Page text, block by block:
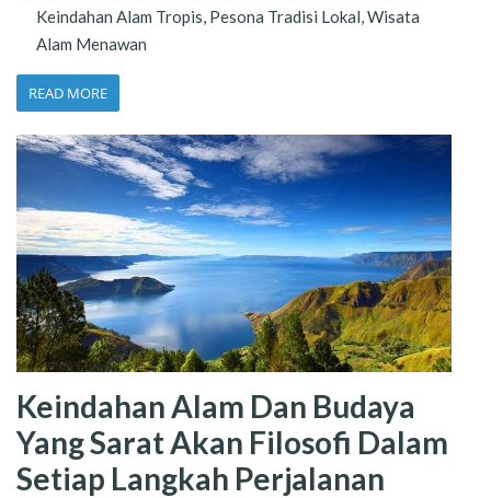
Keindahan Alam Tropis Pesona Tradisi Lokal Wisata
Alam Menawan
READ MORE
Keindahan Alam Dan Budaya
Yang Sarat Akan Filosofi Dalam
Setiap Langkah Perjalanan